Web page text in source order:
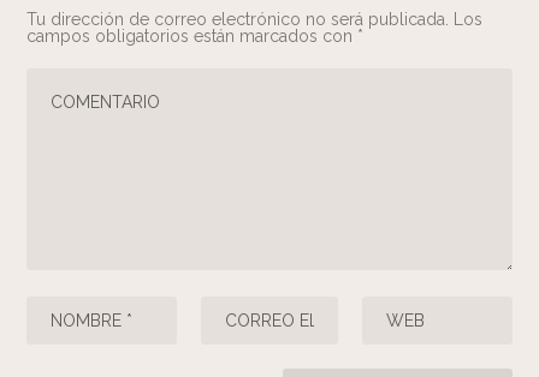
Tu dirección de correo electrónico no será publicada. Los
campos obligatorios están marcados con *